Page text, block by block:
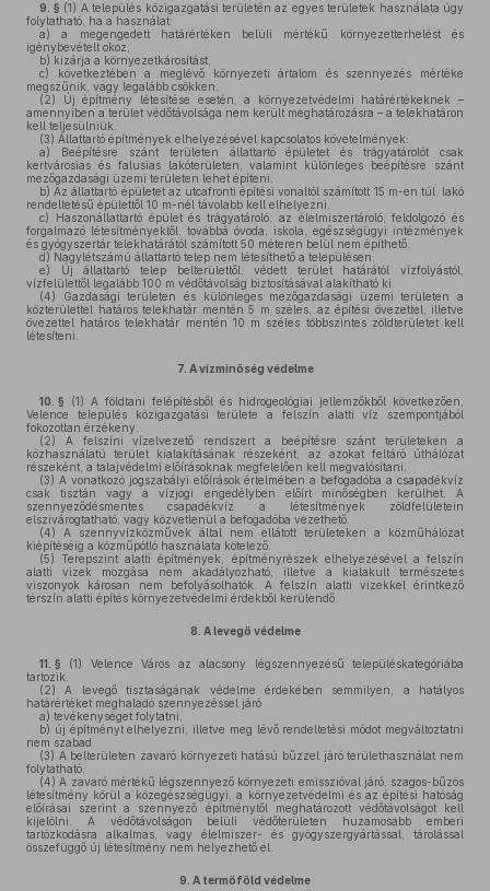
9. § (1) A település közigazgatási területén az egyes területek használata úgy
folytatható, ha a használat:
a) a megengedett határértéken belüli mértékű környezetterhelést és
igénybevételt okoz,
b) kizárja a környezetkárosítást,
c) következtében a meglévő környezeti ártalom és szennyezés mértéke
megszűnik, vagy legalább csökken.
(2) Új építmény létesítése esetén, a környezetvédelmi határértékeknek –
amennyiben a terület védőtávolsága nem került meghatározásra – a telekhatáron
kell teljesülniük.
(3) Állattartó építmények elhelyezésével kapcsolatos követelmények:
a) Beépítésre szánt területen állattartó épületet és trágyatárolót csak
kertvárosias és falusias lakóterületen, valamint különleges beépítésre szánt
mezőgazdasági üzemi területen lehet építeni.
b) Az állattartó épületet az utcafronti építési vonaltól számított 15 m-en túl, lakó
rendeltetésű épülettől 10 m-nél távolabb kell elhelyezni.
c) Haszonállattartó épület és trágyatároló, az élelmiszertároló, feldolgozó és
forgalmazó létesítményektől, továbbá óvoda, iskola, egészségügyi intézmények
és gyógyszertár telekhatárától számított 50 méteren belül nem építhető.
d) Nagylétszámú állattartó telep nem létesíthető a településen.
e) Új állattartó telep belterülettől, védett terület határától vízfolyástól,
vízfelülettől legalább 100 m védőtávolság biztosításával alakítható ki.
(4) Gazdasági területen és különleges mezőgazdasági üzemi területen a
közterülettel határos telekhatár mentén 5 m széles, az építési övezettel, illetve
övezettel határos telekhatár mentén 10 m széles többszintes zöldterületet kell
létesíteni.
7. A vízminőség védelme
10. § (1) A földtani felépítésből és hidrogeológiai jellemzőkből következően,
Velence település közigazgatási területe a felszín alatti víz szempontjából
fokozottan érzékeny.
(2) A felszíni vízelvezető rendszert a beépítésre szánt területeken a
közhasználatú terület kialakításának részeként, az azokat feltáró úthálózat
részeként, a talajvédelmi előírásoknak megfelelően kell megvalósítani.
(3) A vonatkozó jogszabályi előírások értelmében a befogadóba a csapadékvíz
csak tisztán vagy a vízjogi engedélyben előírt minőségben kerülhet. A
szennyeződésmentes csapadékvíz a létesítmények zöldfelületein
elszivárogtatható, vagy közvetlenül a befogadóba vezethető.
(4) A szennyvízközművek által nem ellátott területeken a közműhálózat
kiépítéséig a közműpótló használata kötelező.
(5) Terepszint alatti építmények, építményrészek elhelyezésével a felszín
alatti vizek mozgása nem akadályozható, illetve a kialakult természetes
viszonyok károsan nem befolyásolhatók. A felszín alatti vizekkel érintkező
térszín alatti építés környezetvédelmi érdekből kerülendő.
8. A levegő védelme
11. § (1)
Velence Város az alacsony légszennyezésű településkategóriába
tartozik.
(2) A levegő tisztaságának védelme érdekében semmilyen, a hatályos
határértéket meghaladó szennyezéssel járó
a) tevékenységet folytatni,
b) új építményt elhelyezni, illetve meg lévő rendeltetési módot megváltoztatni
nem szabad.
(3) A belterületen zavaró környezeti hatású bűzzel járó területhasználat nem
folytatható.
(4) A zavaró mértékű légszennyező környezeti emisszióval járó, szagos-bűzös
létesítmény körül a közegészségügyi, a környezetvédelmi és az építési hatóság
előírásai szerint a szennyező építménytől meghatározott védőtávolságot kell
kijelölni. A védőtávolságon belüli védőterületen huzamosabb emberi
tartózkodásra alkalmas, vagy élelmiszer- és gyógyszergyártással, tárolással
összefüggő új létesítmény nem helyezhető el.
9. A termőföld védelme